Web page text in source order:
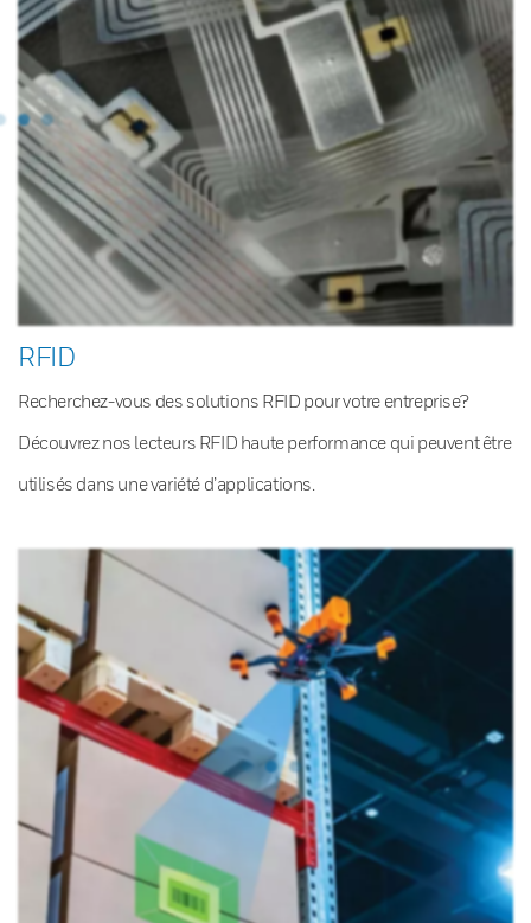
RFID
Recherchez-vous des solutions RFID pour votre entreprise?
Découvrez nos lecteurs RFID haute performance qui peuvent être
utilisés dans une variété d’applications.